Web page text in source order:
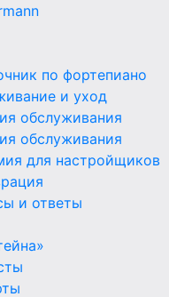
по фортепиано
и уход
обслуживания
обслуживания
для настройщиков
и ответы